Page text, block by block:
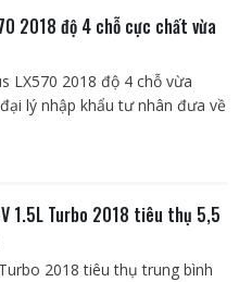
2018 độ 4 chỗ cực chất vừa
LX570 2018 độ 4 chỗ vừa
lý nhập khẩu tư nhân đưa về
V 1.5L Turbo 2018 tiêu thụ 5,5
2018 tiêu thụ trung bình